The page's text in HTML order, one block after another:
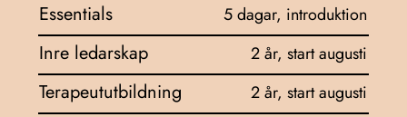
Essentials 5 dagar, introduktion
Inre ledarskap 2 år, start augusti
Terapeututbildning 2 år, start augusti